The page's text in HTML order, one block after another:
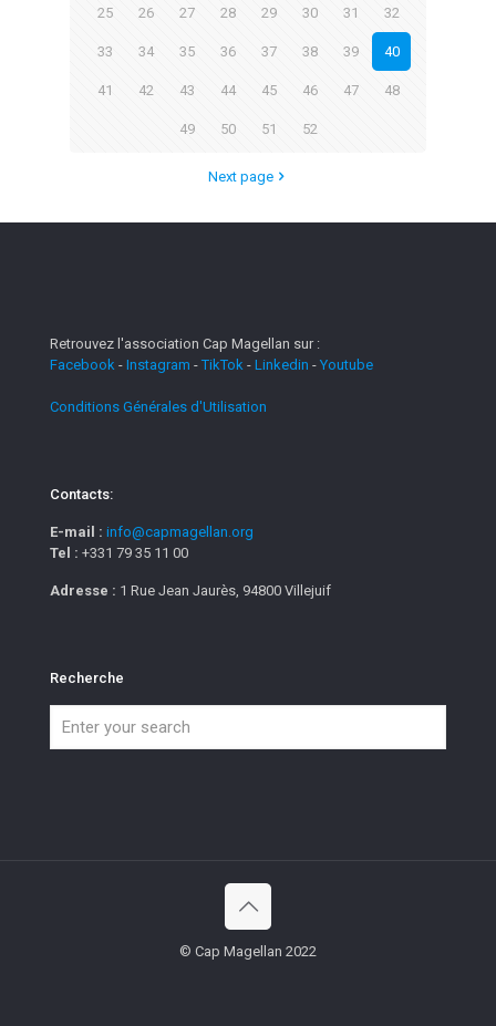
25 26 27 28 29 30 31 32
33 34 35 36 37 38 39 40
41 42 43 44 45 46 47 48
49 50 51 52
Next page
Retrouvez l'association Cap Magellan sur :
Facebook - Instagram -TikTok - Linkedin - Youtube
Conditions Générales d'Utilisation
Contacts:
E-mail : info@capmagellan.org
Tel : +331 79 35 11 00
Adresse : 1 Rue Jean Jaurès, 94800 Villejuif
Recherche
© Cap Magellan 2022